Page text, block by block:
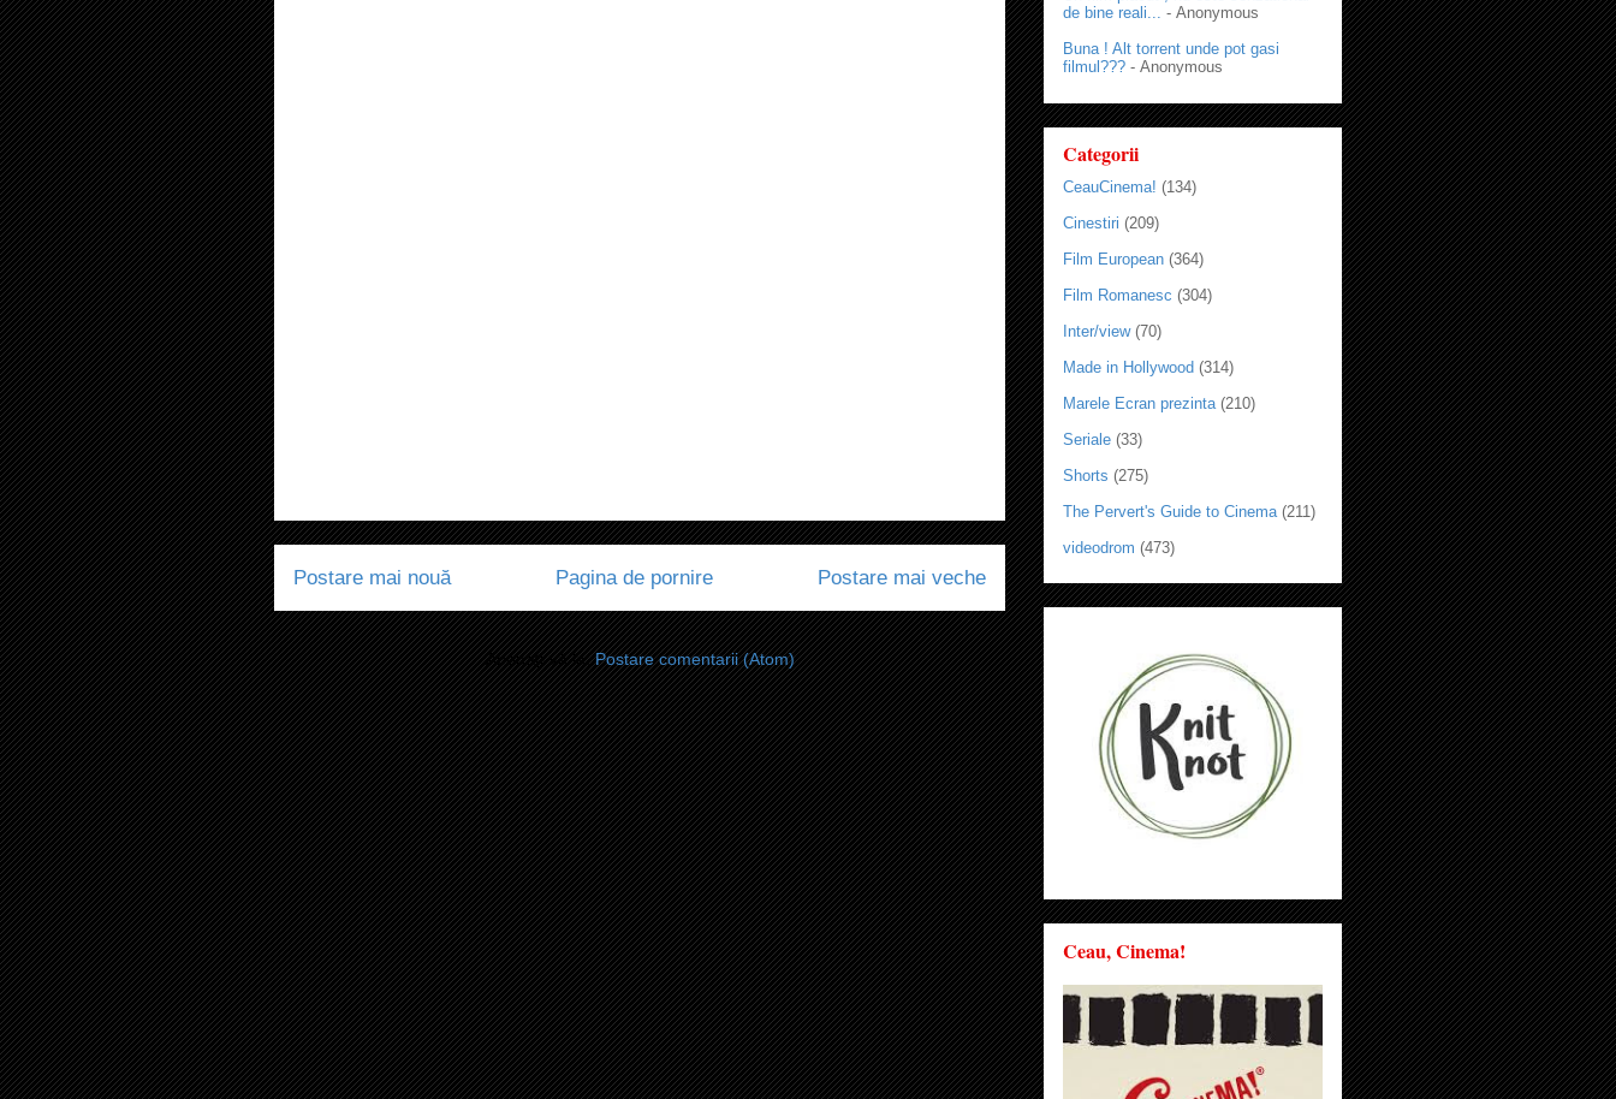
Postare mai nouă Postare mai veche
Pagina de pornire
Abonați-vă la:Postare comentarii (Atom)
de bine reali... - Anonymous
Buna ! Alt torrent unde pot gasi
filmul??? - Anonymous
Categorii
CeauCinema! (134)
Cinestiri (209)
Film European (364)
Film Romanesc (304)
Inter/view (70)
Made in Hollywood (314)
Marele Ecran prezinta (210)
Seriale (33)
Shorts (275)
The Pervert's Guide to Cinema (211)
videodrom (473)
Ceau, Cinema!